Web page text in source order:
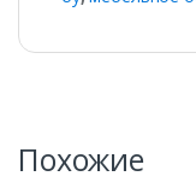
Похожие